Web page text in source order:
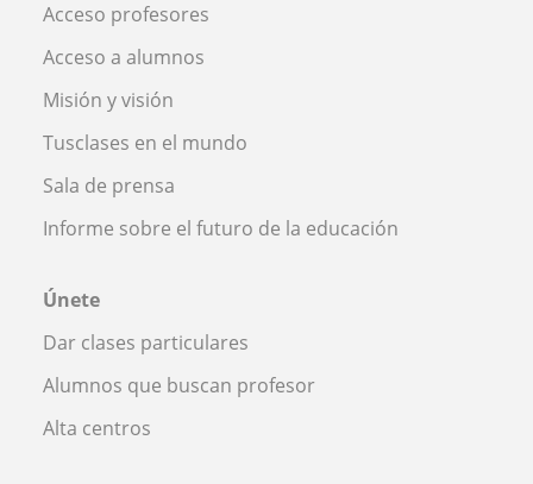
Acceso profesores
Acceso a alumnos
Misión y visión
Tusclases en el mundo
Sala de prensa
Informe sobre el futuro de la educación
Únete
Dar clases particulares
Alumnos que buscan profesor
Alta centros